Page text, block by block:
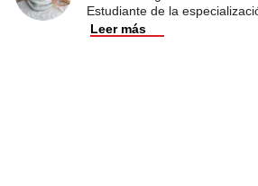
Estudiante de la
Leer más